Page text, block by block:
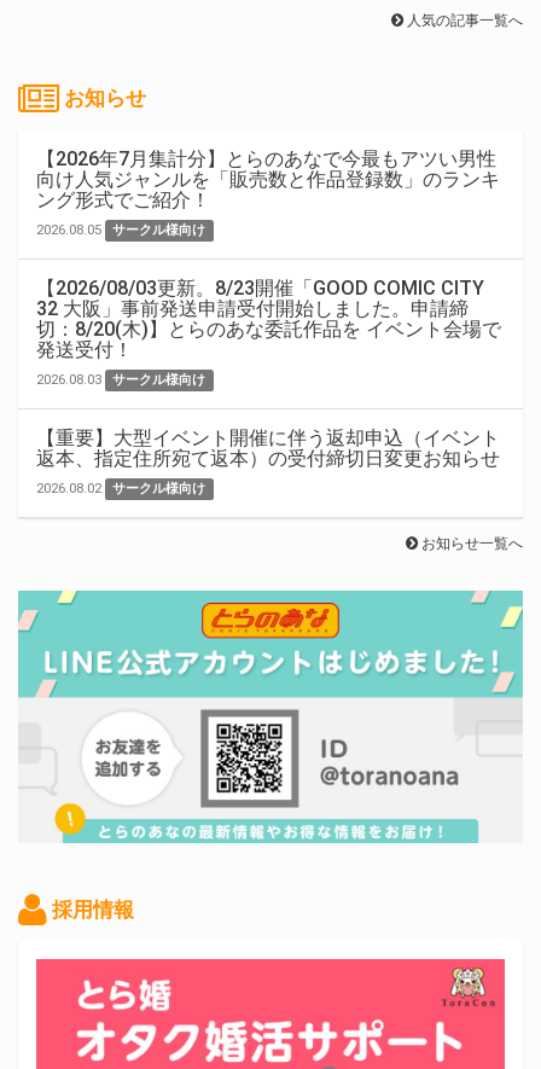
人気の記事一覧へ
お知らせ
【2026年7月集計分】とらのあなで今最もアツい男性
向け人気ジャンルを「販売数と作品登録数」のランキ
ング形式でご紹介！
2026.08.05 サークル様向け
【2026/08/03更新。8/23開催「GOOD COMIC CITY
32 大阪」事前発送申請受付開始しました。申請締
切：8/20(木)】とらのあな委託作品を イベント会場で
発送受付！
2026.08.03 サークル様向け
【重要】大型イベント開催に伴う返却申込（イベント
返本、指定住所宛て返本）の受付締切日変更お知らせ
2026.08.02 サークル様向け
お知らせ一覧へ
採用情報